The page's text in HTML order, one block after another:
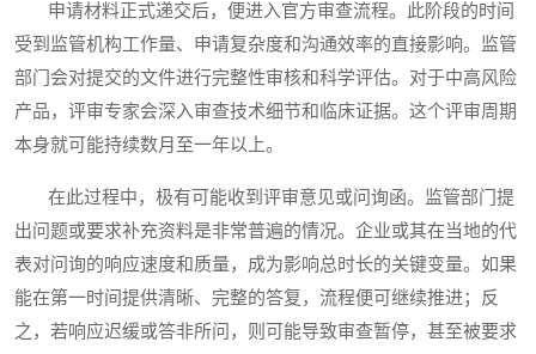
申请材料正式递交后，便进入官方审查流程。此阶段的时间
受到监管机构工作量、申请复杂度和沟通效率的直接影响。监管
部门会对提交的文件进行完整性审核和科学评估。对于中高风险
产品，评审专家会深入审查技术细节和临床证据。这个评审周期
本身就可能持续数月至一年以上。
在此过程中，极有可能收到评审意见或问询函。监管部门提
出问题或要求补充资料是非常普遍的情况。企业或其在当地的代
表对问询的响应速度和质量，成为影响总时长的关键变量。如果
能在第一时间提供清晰、完整的答复，流程便可继续推进；反
之，若响应迟缓或答非所问，则可能导致审查暂停，甚至被要求